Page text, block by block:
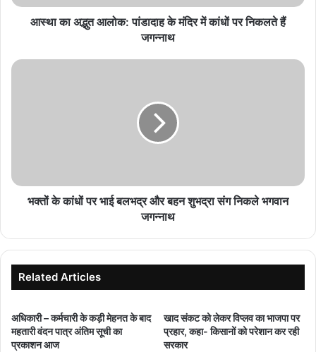
कांधों
जगन्नाथ
आस्था का अद्भुत आलोक: पांडादाह के मंदिर में कांधों पर निकलते हैं
जगन्नाथ
भक्तों
शुभद्रा
भक्तों के कांधों पर भाई बलभद्र और बहन शुभद्रा संग निकले भगवान
जगन्नाथ
Related Articles
अधिकारी – कर्मचारी के कड़ी मेहनत के बाद
महतारी वंदन पात्र अंतिम सूची का
प्रकाशन आज
खाद संकट को लेकर विप्लव का भाजपा पर
प्रहार, कहा- किसानों को परेशान कर रही
सरकार